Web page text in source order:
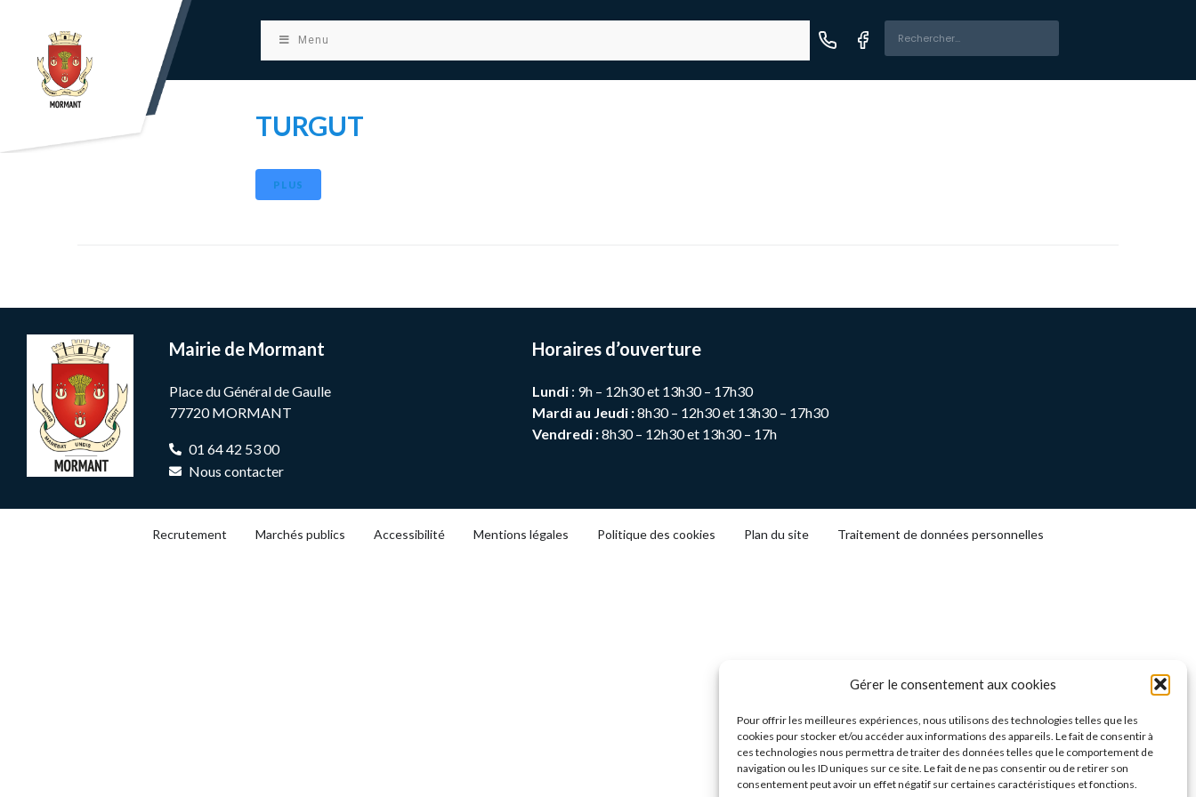
Gérer le consentement aux cookies
Pour offrir les meilleures expériences, nous utilisons des technologies telles que les
cookies pour stocker et/ou accéder aux informations des appareils. Le fait de consentir à
ces technologies nous permettra de traiter des données telles que le comportement de
navigation ou les ID uniques sur ce site. Le fait de ne pas consentir ou de retirer son
consentement peut avoir un effet négatif sur certaines caractéristiques et fonctions.
Menu
TURGUT
PLUS
Mairie de Mormant
Place du Général de Gaulle
77720 MORMANT
01 64 42 53 00
Nous contacter
Horaires d’ouverture
Lundi: 9h – 12h30 et 13h30 – 17h30
Mardi au Jeudi :8h30 – 12h30 et 13h30 – 17h30
Vendredi :8h30 – 12h30 et 13h30 – 17h
Recrutement Marchés publics Accessibilité Mentions légales Politique des cookies Plan du site Traitement de données personnelles